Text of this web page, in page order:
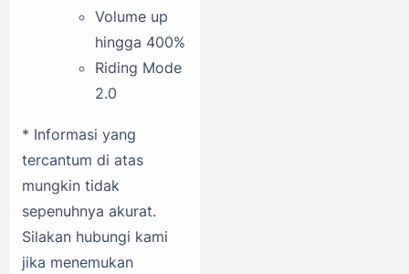
Volume up
hingga 400%
Riding Mode
2.0
* Informasi yang
tercantum di atas
mungkin tidak
sepenuhnya akurat.
Silakan hubungi kami
jika menemukan